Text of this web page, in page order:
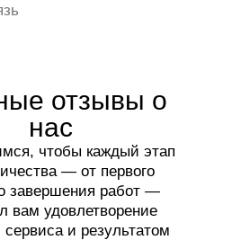
запахи
отзывы о
нас
чтобы каждый этап
— от первого
завершения работ —
вам удовлетворение
сервиса и результатом